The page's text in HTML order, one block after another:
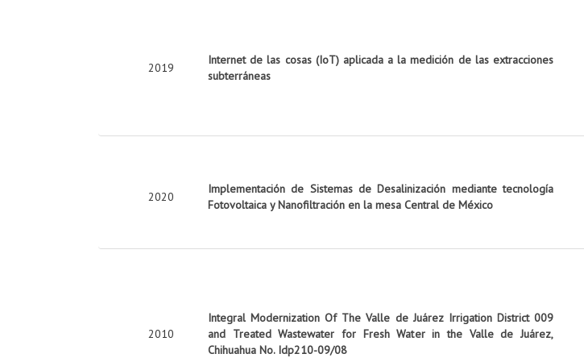
2019
Internet de las cosas (IoT) aplicada a la medición de las extracciones
subterráneas
2020
Implementación de Sistemas de Desalinización mediante tecnología
Fotovoltaica y Nanofiltración en la mesa Central de México
2010
Integral Modernization Of The Valle de Juárez Irrigation District 009
and Treated Wastewater for Fresh Water in the Valle de Juárez,
Chihuahua No. Idp210-09/08